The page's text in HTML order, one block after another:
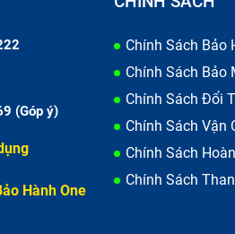
K40 tại TP.HCM. Trung tâm
những cửa hàng được nhiều
phải chăng.
nghiệm khi chọn sửa chữa điện
(Góp ý)
Hành One
Chính Sách Bảo
Chính Sách Bảo
Chính Sách Đổi
Chính Sách Vận
Chính Sách
Chính Sách